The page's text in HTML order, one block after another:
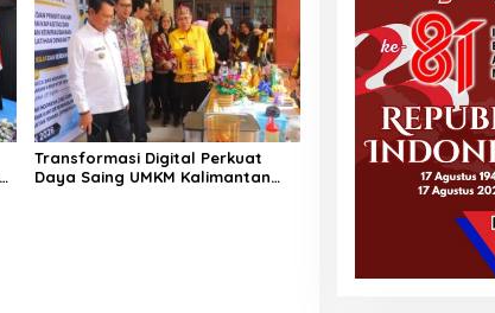
Transformasi Digital Perkuat
Daya Saing UMKM Kalimantan